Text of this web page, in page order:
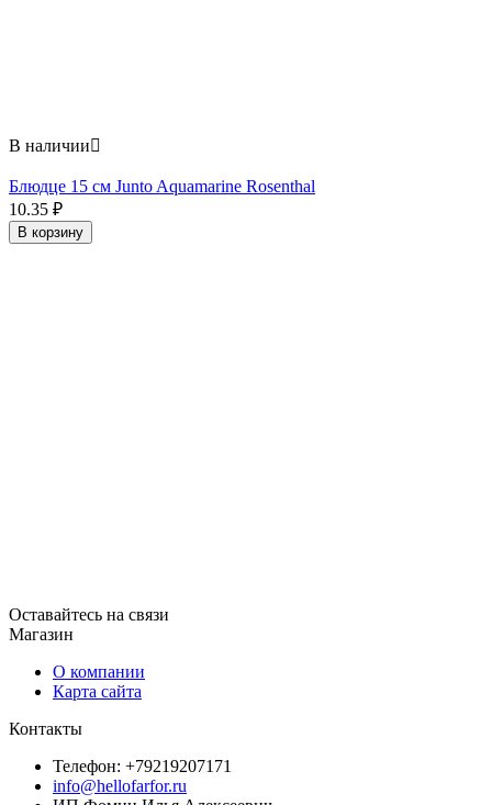
В наличии
Блюдце 15 см Junto Aquamarine Rosenthal
10.35 ₽
В корзину
Оставайтесь на связи
Магазин
О компании
Карта сайта
Контакты
Телефон: +79219207171
info@hellofarfor.ru